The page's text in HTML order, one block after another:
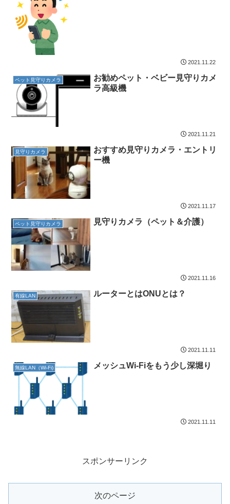
2021.11.22
ペット見守りカメラ
お勧めペット・ベビー見守りカメ
ラ高級機
2021.11.21
見守りカメラ
おすすめ見守りカメラ・エントリ
ー機
2021.11.17
ペット見守りカメラ 見守りカメラ（ペット＆介護）
2021.11.16
有線LAN ルーターとはONUとは？
2021.11.11
無線LAN（Wi-Fi) メッシュWi-Fiをもう少し深堀り
2021.11.11
スポンサーリンク
次のページ